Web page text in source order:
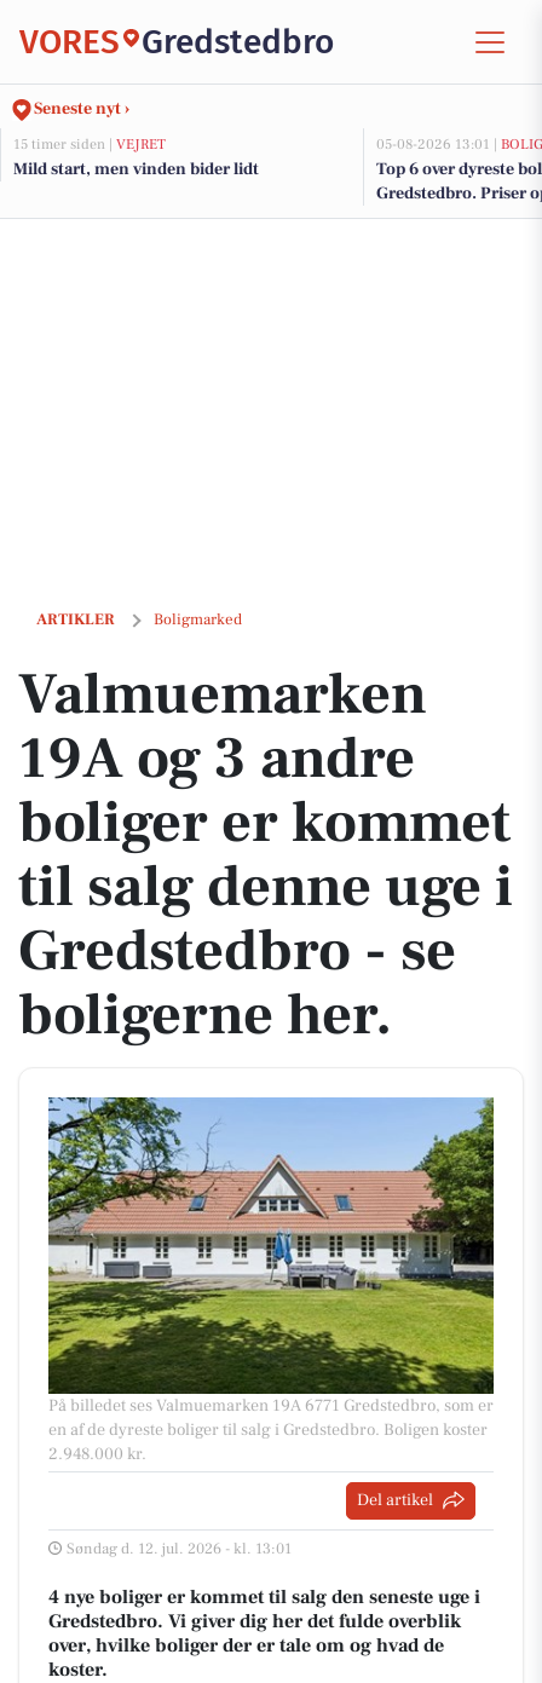
VORES Gredstedbro
Seneste nyt ›
15 timer siden | VEJRET
Mild start, men vinden bider lidt
05-08-2026 13:01 |
Top 6 over dyreste
Gredstedbro. Priser
ARTIKLER Boligmarked
Valmuemarken 19A og 3 andre boliger er kommet til salg denne
Valmuemarken
19A og 3 andre
boliger er kommet
til salg denne uge i
Gredstedbro - se
boligerne her.
På billedet ses Valmuemarken 19A 6771 Gredstedbro, som er
en af de dyreste boliger til salg i Gredstedbro. Boligen koster
2.948.000 kr.
Del artikel
Søndag d. 12. jul. 2026 - kl. 13:01
4 nye boliger er kommet til salg den seneste uge i
Gredstedbro. Vi giver dig her det fulde overblik
over, hvilke boliger der er tale om og hvad de
koster.